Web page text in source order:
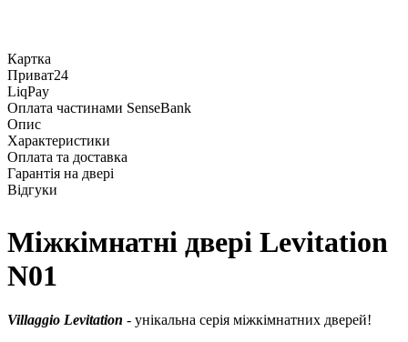
Картка
Приват24
LiqPay
Оплата частинами SenseBank
Опис
Характеристики
Оплата та доставка
Гарантія на двері
Відгуки
Міжкімнатні двері Levitation
N01
Villaggio Levitation - унікальна серія міжкімнатних дверей!